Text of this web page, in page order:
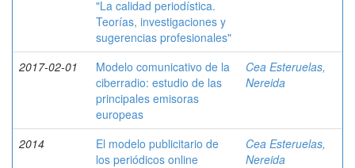
"La calidad periodística.
Teorías, investigaciones y
sugerencias profesionales"
2017-02-01
Modelo comunicativo de la
ciberradio: estudio de las
principales emisoras
europeas
Cea Esteruelas,
Nereida
2014
El modelo publicitario de
los periódicos online
Cea Esteruelas,
Nereida